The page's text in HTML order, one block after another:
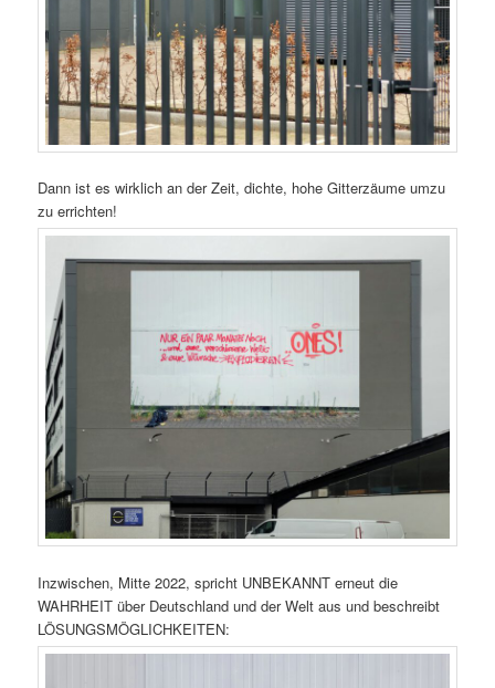
Dann ist es wirklich an der Zeit, dichte, hohe Gitterzäume umzu
zu errichten!
Inzwischen, Mitte 2022, spricht UNBEKANNT erneut die
WAHRHEIT über Deutschland und der Welt aus und beschreibt
LÖSUNGSMÖGLICHKEITEN: